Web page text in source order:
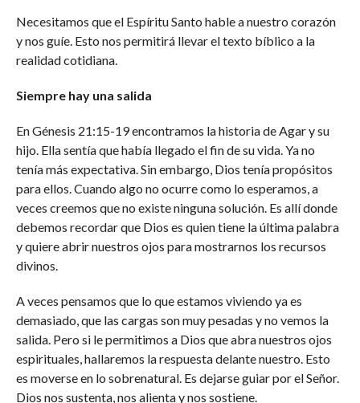
Necesitamos que el Espíritu Santo hable a nuestro corazón
y nos guíe. Esto nos permitirá llevar el texto bíblico a la
realidad cotidiana.
Siempre hay una salida
En Génesis 21:15-19 encontramos la historia de Agar y su
hijo. Ella sentía que había llegado el fin de su vida. Ya no
tenía más expectativa. Sin embargo, Dios tenía propósitos
para ellos. Cuando algo no ocurre como lo esperamos, a
veces creemos que no existe ninguna solución. Es allí donde
debemos recordar que Dios es quien tiene la última palabra
y quiere abrir nuestros ojos para mostrarnos los recursos
divinos.
A veces pensamos que lo que estamos viviendo ya es
demasiado, que las cargas son muy pesadas y no vemos la
salida. Pero si le permitimos a Dios que abra nuestros ojos
espirituales, hallaremos la respuesta delante nuestro. Esto
es moverse en lo sobrenatural. Es dejarse guiar por el Señor.
Dios nos sustenta, nos alienta y nos sostiene.